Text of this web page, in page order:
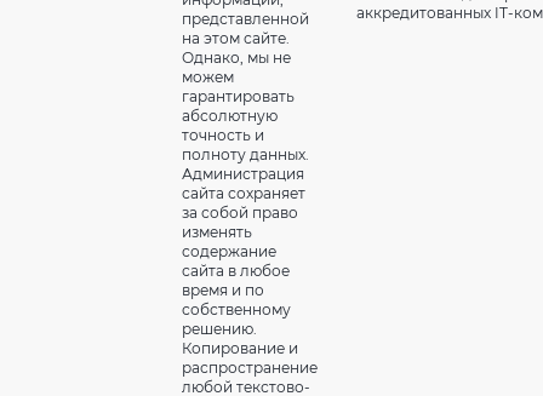
представленной
на этом сайте.
Однако, мы не
можем
гарантировать
абсолютную
точность и
полноту данных.
Администрация
сайта сохраняет
за собой право
изменять
содержание
сайта в любое
время и по
собственному
решению.
Копирование и
распространение
любой текстово-
аккредитованных IT-